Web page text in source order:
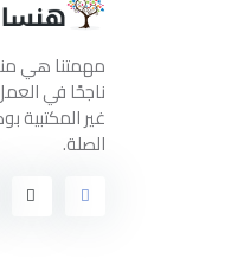
مهمتنا هي
ناجحًا في
غير
الصلة.